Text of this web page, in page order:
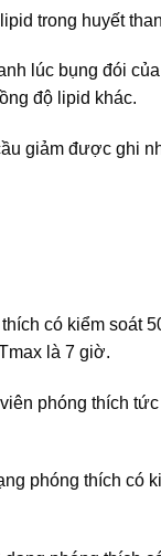
trong huyết
lúc bụng đói
độ lipid khác.
giảm được ghi
có kiểm soát
là 7 giờ.
phóng thích
phóng thích